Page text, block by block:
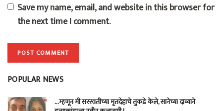
Save my name, email, and website in this browser for
the next time I comment.
POPULAR NEWS
…म्हणून मी सरस्वतीच्या मृतदेहाचे तुकडे केले, सानेच्या दाव्याने